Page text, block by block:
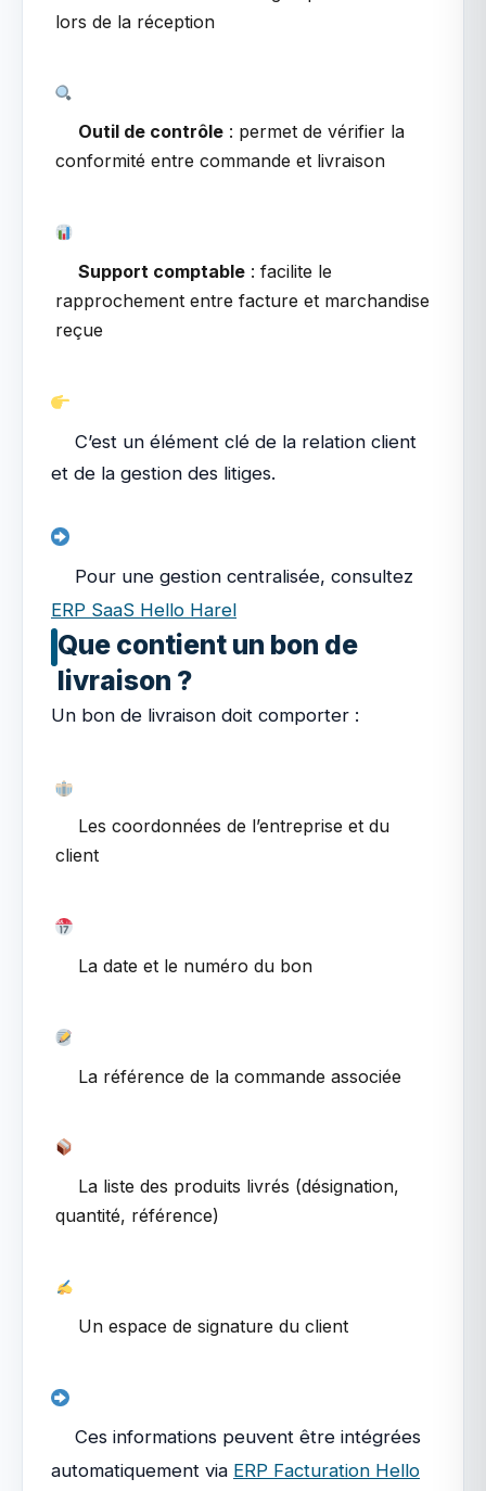
lors de la réception
Outil de contrôle : permet de vérifier la
conformité entre commande et livraison
Support comptable : facilite le
rapprochement entre facture et marchandise
reçue
C’est un élément clé de la relation client
et de la gestion des litiges.
Pour une gestion centralisée, consultez
ERP SaaS Hello Harel
Que contient un bon de
livraison ?
Un bon de livraison doit comporter :
Les coordonnées de l’entreprise et du
client
La date et le numéro du bon
La référence de la commande associée
La liste des produits livrés (désignation,
quantité, référence)
Un espace de signature du client
Ces informations peuvent être intégrées
automatiquement via ERP Facturation Hello